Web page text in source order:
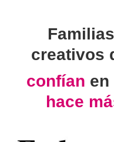
creativos
confían en
hace